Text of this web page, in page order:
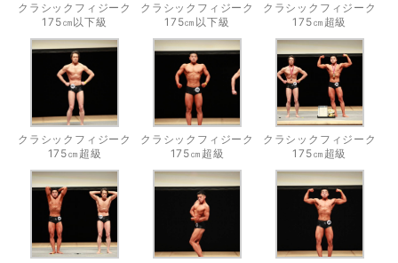
クラシックフィジーク
175㎝以下級
クラシックフィジーク
175㎝以下級
クラシックフィジーク
175㎝超級
クラシックフィジーク
175㎝超級
クラシックフィジーク
175㎝超級
クラシックフィジーク
175㎝超級